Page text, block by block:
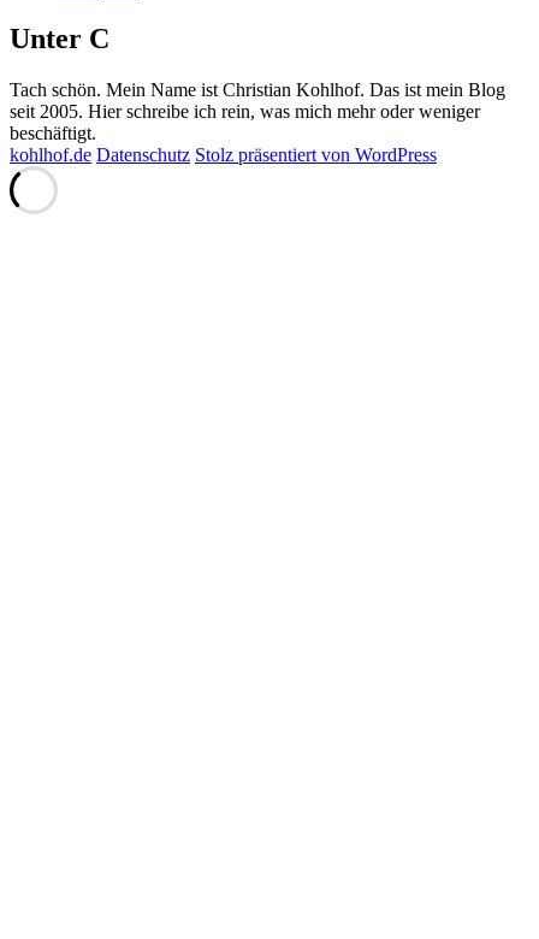
Unter C
Tach schön. Mein Name ist Christian Kohlhof. Das ist mein Blog
seit 2005. Hier schreibe ich rein, was mich mehr oder weniger
beschäftigt.
kohlhof.de Datenschutz Stolz präsentiert von WordPress